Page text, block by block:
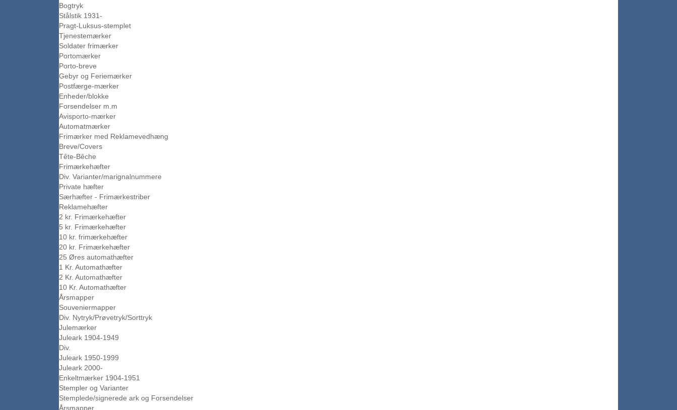
Bogtryk
Stålstik 1931-
Pragt-Luksus-stemplet
Tjenestemærker
Soldater frimærker
Portomærker
Porto-breve
Gebyr og Feriemærker
Postfærge-mærker
Enheder/blokke
Forsendelser m.m
Avisporto-mærker
Automatmærker
Frimærker med Reklamevedhæng
Breve/Covers
Tête-Bêche
Frimærkehæfter
Div. Varianter/marignalnummere
Private hæfter
Særhæfter - Frimærkestriber
Reklamehæfter
2 kr. Frimærkehæfter
5 kr. Frimærkehæfter
10 kr. frimærkehæfter
20 kr. Frimærkehæfter
25 Øres automathæfter
1 Kr. Automathæfter
2 Kr. Automathæfter
10 Kr. Automathæfter
Årsmapper
Souveniermapper
Div. Nytryk/Prøvetryk/Sorttryk
Julemærker
Juleark 1904-1949
Div.
Juleark 1950-1999
Juleark 2000-
Enkeltmærker 1904-1951
Stempler og Varianter
Stemplede/signerede ark og Forsendelser
Årsmapper